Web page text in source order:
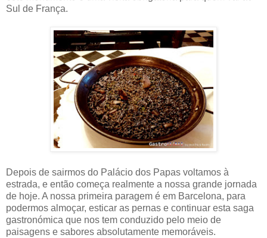
Sul de França.
Depois de sairmos do Palácio dos Papas voltamos à
estrada, e então começa realmente a nossa grande jornada
de hoje. A nossa primeira paragem é em Barcelona, para
podermos almoçar, esticar as pernas e continuar esta saga
gastronómica que nos tem conduzido pelo meio de
paisagens e sabores absolutamente memoráveis.